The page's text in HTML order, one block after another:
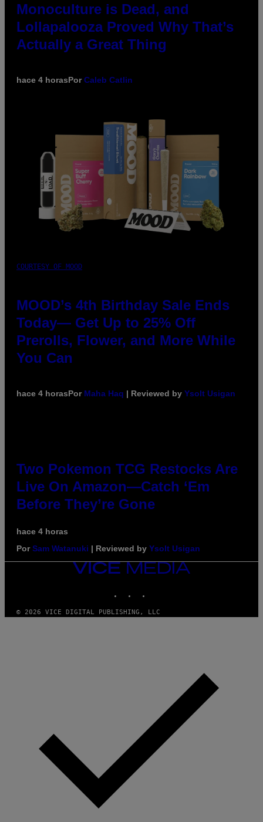
Monoculture is Dead, and
Lollapalooza Proved Why That’s
Actually a Great Thing
hace 4 horasPorCaleb Catlin
COURTESY OF MOOD
MOOD’s 4th Birthday Sale Ends
Today— Get Up to 25% Off
Prerolls, Flower, and More While
You Can
hace 4 horasPor Maha Haq | Reviewed by Ysolt Usigan
Two Pokemon TCG Restocks Are
Live On Amazon—Catch ‘Em
Before They’re Gone
hace 4 horas
PorSam Watanuki | Reviewed by Ysolt Usigan
VICE
© 2026 VICE DIGITAL PUBLISHING, LLC